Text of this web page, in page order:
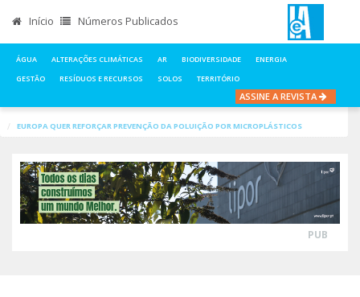
Início Números Publicados
ÁGUA ALTERAÇÕES CLIMÁTICAS AR BIODIVERSIDADE
ENERGIA
GESTÃO
RESÍDUOS E RECURSOS SOLOS TERRITÓRIO
ASSINE A REVISTA
EUROPA QUER REFORÇAR PREVENÇÃO DA POLUIÇÃO POR MICROPLÁSTICOS
PUB